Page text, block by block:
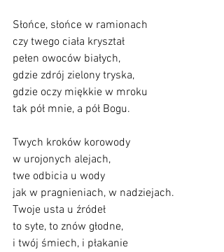
Słońce, słońce w ramionach
czy twego ciała kryształ
pełen owoców białych,
gdzie zdrój zielony tryska,
gdzie oczy miękkie w mroku
tak pół mnie, a pół Bogu.
Twych kroków korowody
w urojonych alejach,
twe odbicia u wody
jak w pragnieniach, w nadziejach.
Twoje usta u źródeł
to syte, to znów głodne,
i twój śmiech, i płakanie